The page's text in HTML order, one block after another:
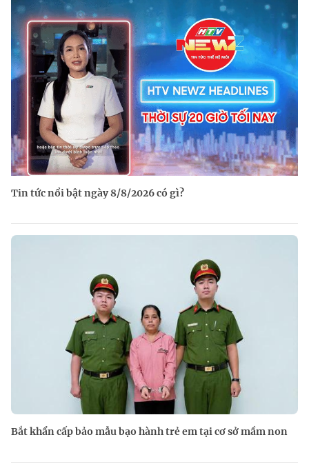
Tin tức nổi bật ngày 8/8/2026 có gì?
Bắt khẩn cấp bảo mẫu bạo hành trẻ em tại cơ sở mầm non